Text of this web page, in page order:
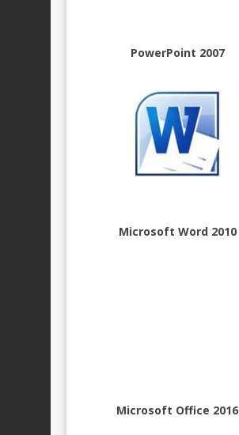
PowerPoint 2007
Microsoft Word 2010
Microsoft Office 2016